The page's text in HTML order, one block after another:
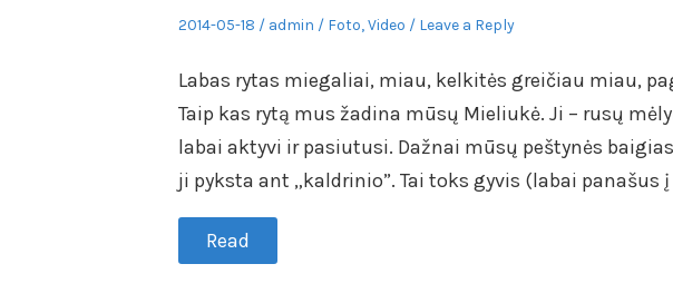
Posted
2014-05-18 Author
admin
Posted
Foto,Video Leave a Reply
Labas rytas miegaliai, miau, kelkitės greičiau miau,
Taip kas rytą mus žadina mūsų Mieliukė. Ji – rusų
labai aktyvi ir pasiutusi. Dažnai mūsų peštynės
ji pyksta ant „kaldrinio”. Tai toks gyvis (labai
Read